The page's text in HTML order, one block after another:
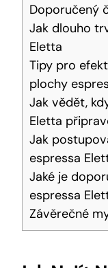
Doporučený
Jak dlouho
Eletta
Tipy pro
plochy
Jak vědět,
Eletta
Jak
espressa
Jaké je
espressa
Závěrečné